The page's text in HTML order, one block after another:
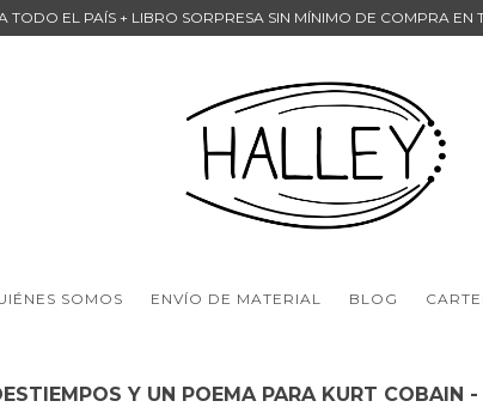
TODO EL PAÍS + LIBRO SORPRESA SIN MÍNIMO DE COMPRA
SOMOS ENVÍO DE MATERIAL BLOG
Y UN POEMA PARA KURT COBAIN